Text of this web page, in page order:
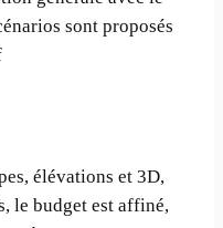
sont proposés
élévations et 3D,
le budget est affiné,